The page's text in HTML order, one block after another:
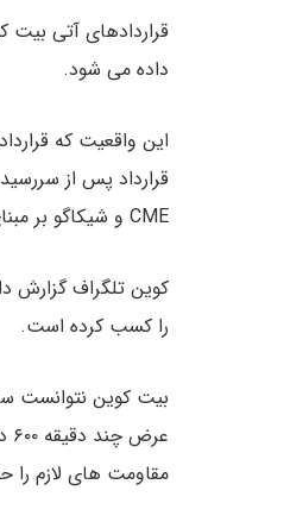
قراردادهای آتی
داده می شود.
CME و شیکاگو بر مبنای پول نقد است و از قیمت بیت کوین در صرافی ها صرف نظر می‌کند.
را کسب کرده است.
بیت کوین نتوانست
مقاومت های لازم